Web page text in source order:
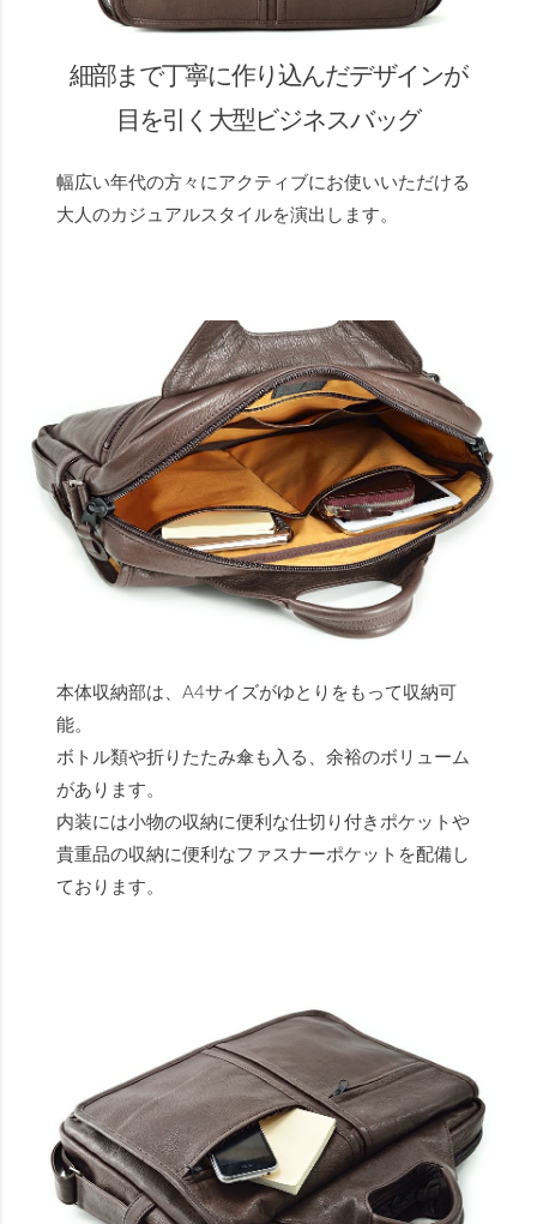
細部まで丁寧に作り込んだデザインが
目を引く大型ビジネスバッグ
幅広い年代の方々にアクティブにお使いいただける
大人のカジュアルスタイルを演出します。
本体収納部は、A4サイズがゆとりをもって収納可
能。
ボトル類や折りたたみ傘も入る、余裕のボリューム
があります。
内装には小物の収納に便利な仕切り付きポケットや
貴重品の収納に便利なファスナーポケットを配備し
ております。